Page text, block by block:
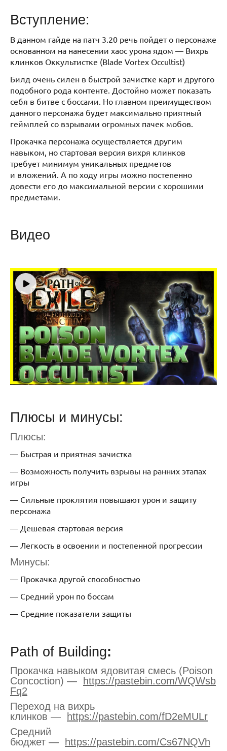
Вступление:
В данном гайде на патч 3.20 речь пойдет о персонаже
основанном на нанесении хаос урона ядом — Вихрь
клинков Оккультистке (Blade Vortex Occultist)
Билд очень силен в быстрой зачистке карт и другого
подобного рода контенте. Достойно может показать
себя в битве с боссами. Но главном преимуществом
данного персонажа будет максимально приятный
геймплей со взрывами огромных пачек мобов.
Прокачка персонажа осуществляется другим
навыком, но стартовая версия вихря клинков
требует минимум уникальных предметов
и вложений. А по ходу игры можно постепенно
довести его до максимальной версии с хорошими
предметами.
Видео
Плюсы и минусы:
Плюсы:
— Быстрая и приятная зачистка
— Возможность получить взрывы на ранних этапах
игры
— Сильные проклятия повышают урон и защиту
персонажа
— Дешевая стартовая версия
— Легкость в освоении и постепенной прогрессии
Минусы:
— Прокачка другой способностью
— Средний урон по боссам
— Средние показатели защиты
Path of Building:
Прокачка навыком ядовитая смесь (Poison
Concoction) —
https://pastebin.com/WQWsb
Fq2
Переход на вихрь
клинков —
https://pastebin.com/fD2eMULr
Средний
бюджет —
https://pastebin.com/Cs67NQVh